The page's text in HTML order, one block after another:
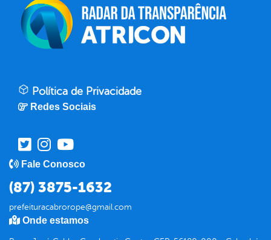
Política de Privacidade
Redes Sociais
Fale Conosco
(87) 3875-1632
prefeituracabrorope@gmail.com
Onde estamos